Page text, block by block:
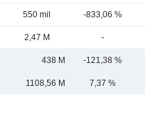
550 mil -833,06 %
2,47 M -
438 M -121,38 %
1108,56 M 7,37 %